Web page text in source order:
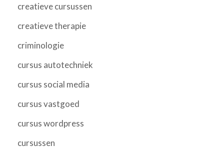
creatieve cursussen
creatieve therapie
criminologie
cursus autotechniek
cursus social media
cursus vastgoed
cursus wordpress
cursussen